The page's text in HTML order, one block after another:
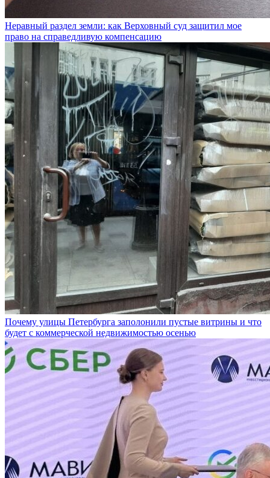
Неравный раздел земли: как Верховный суд защитил мое
право на справедливую компенсацию
Почему улицы Петербурга заполонили пустые витрины и что
будет с коммерческой недвижимостью осенью